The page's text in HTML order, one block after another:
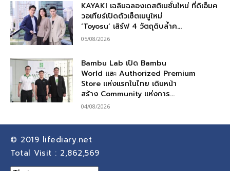
KAYAKI เฉลิมฉลองเดสติเนชั่นใหม่ ที่ดิเอ็มค
วอเทียร์เปิดตัวเซ็ตเมนูใหม่
‘Toyosu’ เสิร์ฟ 4 วัตถุดิบล้ำค...
05/08/2026
Bambu Lab เปิด Bambu
World และ Authorized Premium
Store แห่งแรกในไทย เดินหน้า
สร้าง Community แห่งการ...
04/08/2026
© 2019 lifediary.net
Total Visit : 2,862,569